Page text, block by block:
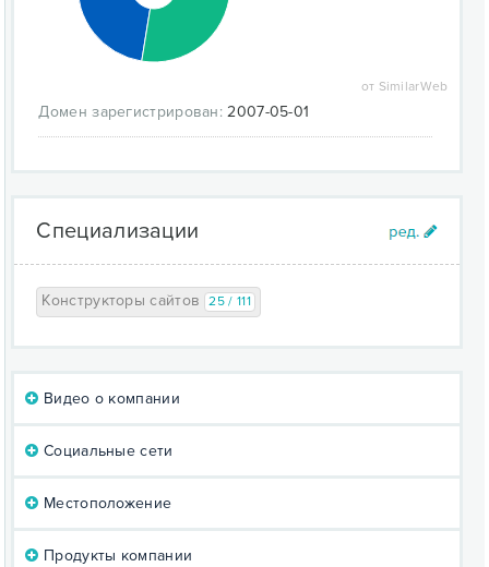
от SimilarWeb
Домен зарегистрирован: 2007-05-01
Специализации
Конструкторы сайтов 25 / 111
Видео о компании
Социальные сети
Местоположение
Продукты компании